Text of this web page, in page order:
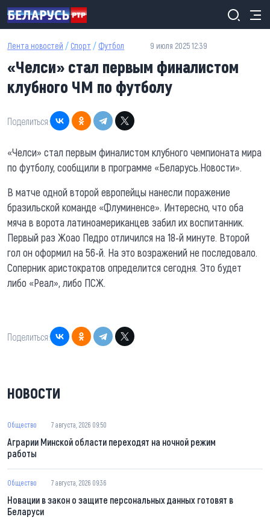
Перейти к основному содержанию
Лента новостей / Спорт / Футбол 9 июля 2025 12:39
«Челси» стал первым финалистом
клубного ЧМ по футболу
Поделиться:
«Челси» стал первым финалистом клубного чемпионата мира
по футболу, сообщили в программе «Беларусь.Новости».
В матче одной второй европейцы нанесли поражение
бразильской команде «Флуминенсе». Интересно, что оба
мяча в ворота латиноамериканцев забил их воспитанник.
Первый раз Жоао Педро отличился на 18-й минуте. Второй
гол он оформил на 56-й. На это возражений не последовало.
Соперник аристократов определится сегодня. Это будет
либо «Реал», либо ПСЖ.
Поделиться:
НОВОСТИ
Общество 7 августа, 2026 09:50
Аграрии Минской области переходят на ночной режим
работы
Общество 7 августа, 2026 09:36
Новации в закон о защите персональных данных готовят в
Беларуси